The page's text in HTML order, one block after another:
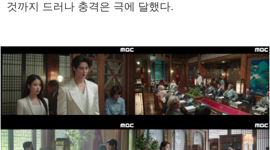
것까지 드러나 충격은 극에 달했다.